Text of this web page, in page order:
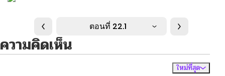
ตอนที่ 22.1
ความคิดเห็น
ใหม่ที่สุด